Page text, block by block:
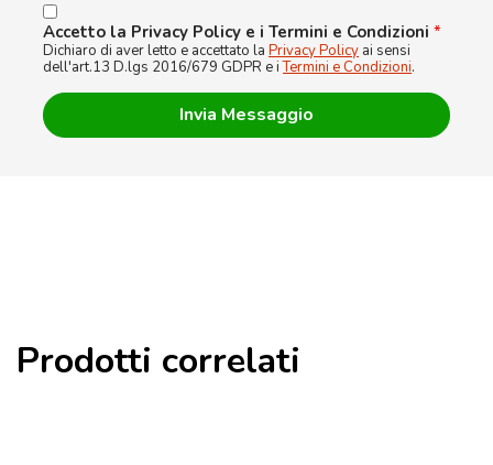
Accetto la Privacy Policy e i Termini e Condizioni *
Dichiaro di aver letto e accettato la Privacy Policy ai sensi
dell'art.13 D.lgs 2016/679 GDPR e iTermini e Condizioni.
Prodotti correlati